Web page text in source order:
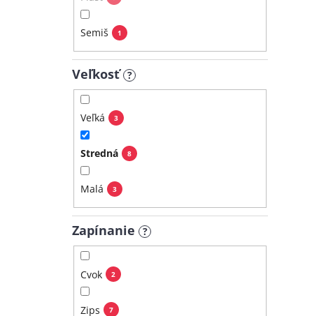
Semiš 1
Veľkosť ?
Veľká 3
Stredná 8
Malá 3
Zapínanie ?
Cvok 2
Zips 7